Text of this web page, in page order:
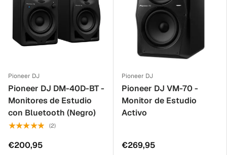
Pioneer DJ
Pioneer DJ DM-40D-BT -
Monitores de Estudio
con Bluetooth (Negro)
★★★★★ (2)
€200,95
Pioneer DJ
Pioneer DJ VM-70 -
Monitor de Estudio
Activo
€269,95